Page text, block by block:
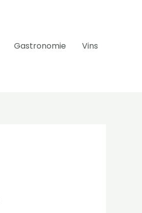
Gastronomie
Vins